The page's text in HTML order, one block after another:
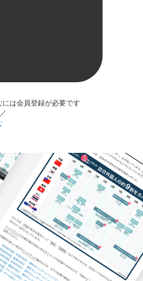
は会員登録が必要です